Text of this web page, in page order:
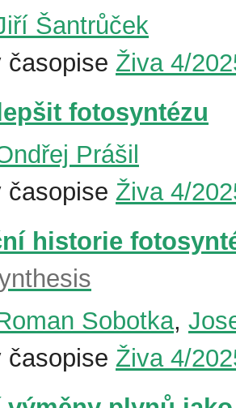
Šantrůček
časopise Živa 4/
fotosyntézu
Prášil
časopise Živa 4/
historie
Sobotka,
časopise Živa 4/